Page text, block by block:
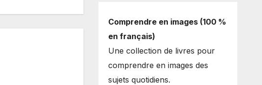
Comprendre en images (100 %
en français)
Une collection de livres pour
comprendre en images des
sujets quotidiens.